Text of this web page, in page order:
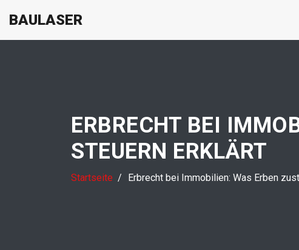
BAULASER
ERBRECHT BEI
STEUERN ERKLÄRT
Startseite Erbrecht bei Immobilien: Was Erben